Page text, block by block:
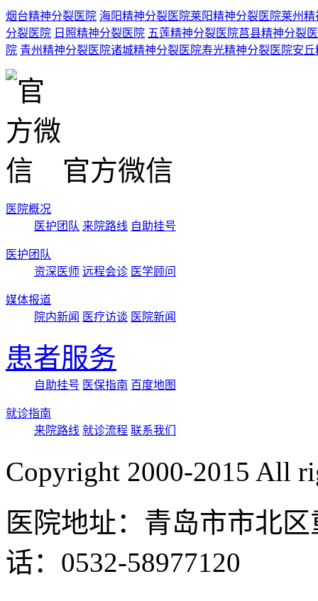
烟台精神分裂医院 海阳精神分裂医院莱阳精神分裂医院莱州精
分裂医院 日照精神分裂医院 五莲精神分裂医院莒县精神分裂
院 青州精神分裂医院诸城精神分裂医院寿光精神分裂医院安丘
官方微信
医院概况
医护团队 来院路线 自助挂号
医护团队
资深医师 远程会诊 医学顾问
媒体报道
院内新闻 医疗访谈 医院新闻
患者服务
自助挂号 医保指南 百度地图
就诊指南
来院路线 就诊流程 联系我们
Copyright 2000-2015 All
医院地址：青岛市市北
话：0532-58977120